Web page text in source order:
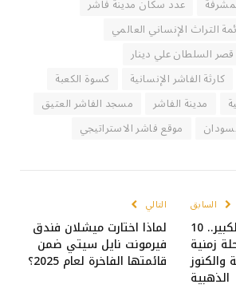
عدد سكان مدينة فاشر
التراث الإنساني العالمي
قصر السلطان علي دينار
كارثة الفاشر الإنسانية
كسوة الكعبة
مدينة الفاشر
مسجد الفاشر العتيق
موقع فاشر الاستراتيجي
السابق
المتحف المصري الكبير.. 10
زمنية
والكنوز
الذهبية
التالي
لماذا اختارت ميشلان فندق
فيرمونت نايل سيتي ضمن
قائمتها الفاخرة لعام 2025؟